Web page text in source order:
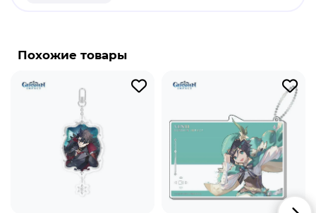
Чайльд Тарталья - первый играбельный
одиннадцатый по номеру. Благодаря уникальной
Гидро-способности, способен переключаться с
лука на ближний бой, что делает его более
универсальным бойцом. Лучше всего сражается
в группах, основанных на элементальных
реакциях Пара, Заряда и Заморозки.
Похожие товары